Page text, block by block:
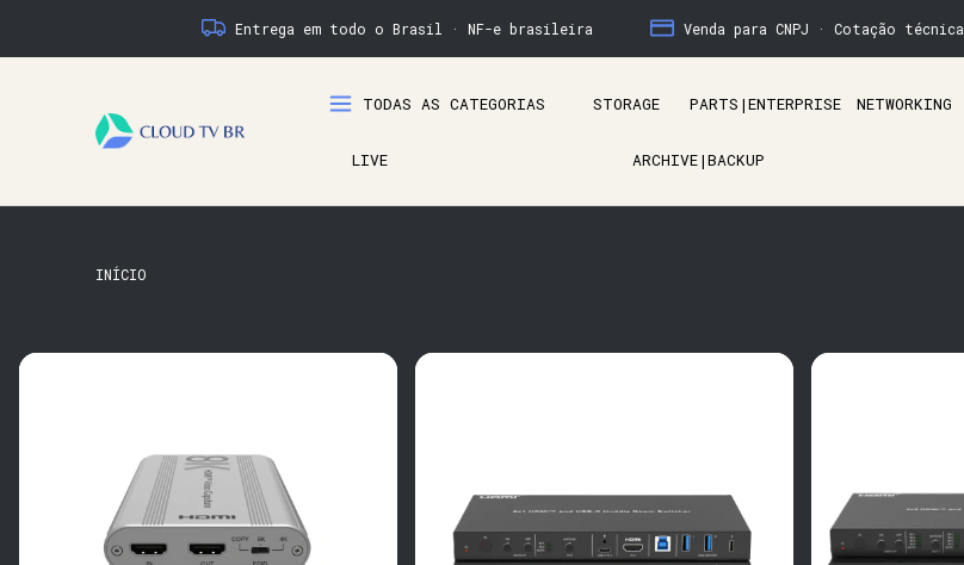
Entrega em todo o Brasil · NF-e brasileira Venda para CNPJ · Cotação técnica
TODAS AS CATEGORIAS STORAGE PARTS|ENTERPRISE NETWORKING
LIVE ARCHIVE|BACKUP
INÍCIO